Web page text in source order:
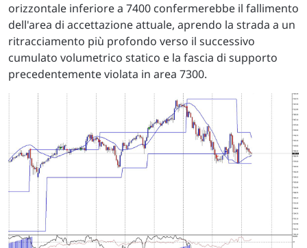
orizzontale inferiore a 7400 confermerebbe il fallimento
dell'area di accettazione attuale, aprendo la strada a un
ritracciamento più profondo verso il successivo
cumulato volumetrico statico e la fascia di supporto
precedentemente violata in area 7300.